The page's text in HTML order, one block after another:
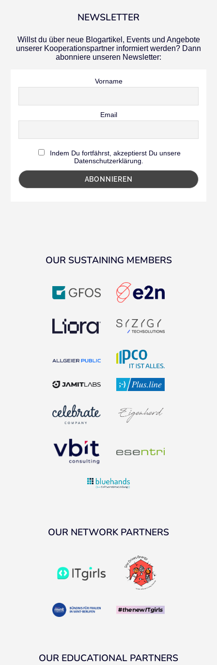
NEWSLETTER
Willst du über neue Blogartikel, Events und Angebote
unserer Kooperationspartner informiert werden? Dann
abonniere unseren Newsletter:
Vorname
Email
Indem Du fortfährst, akzeptierst Du unsere
Datenschutzerklärung.
OUR SUSTAINING MEMBERS
OUR NETWORK PARTNERS
OUR EDUCATIONAL PARTNERS